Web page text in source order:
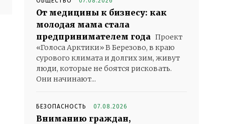
От медицины к бизнесу: как
молодая мама стала
предпринимателем года Проект
«Голоса Арктики» В Березово, в краю
сурового климата и долгих зим, живут
люди, которые не боятся рисковать.
Они начинают...
БЕЗОПАСНОСТЬ 07.08.2026
Вниманию граждан,